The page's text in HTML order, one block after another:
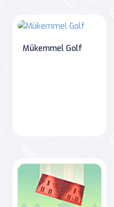
Mükemmel Golf